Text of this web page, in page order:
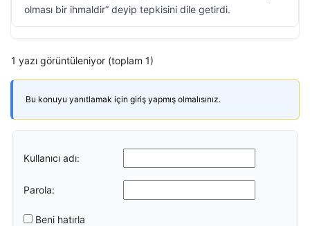
olması bir ihmaldir” deyip tepkisini dile getirdi.
1 yazı görüntüleniyor (toplam 1)
Bu konuyu yanıtlamak için giriş yapmış olmalısınız.
Kullanıcı adı:
Parola:
Beni hatırla